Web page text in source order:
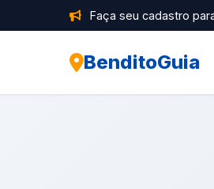
Faça seu cadastro
BenditoGuia